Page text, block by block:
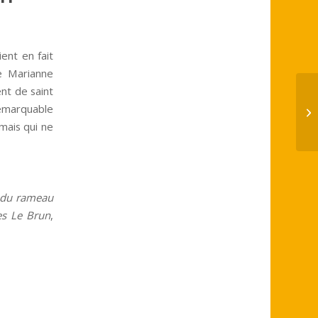
en fait
de saint
qui ne
rameau
Le Brun,